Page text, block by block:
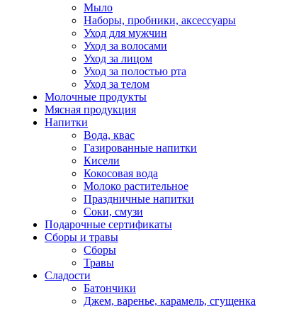
Мыло
Наборы, пробники, аксессуары
Уход для мужчин
Уход за волосами
Уход за лицом
Уход за полостью рта
Уход за телом
Молочные продукты
Мясная продукция
Напитки
Вода, квас
Газированные напитки
Кисели
Кокосовая вода
Молоко растительное
Праздничные напитки
Соки, смузи
Подарочные сертификаты
Сборы и травы
Сборы
Травы
Сладости
Батончики
Джем, варенье, карамель, сгущенка